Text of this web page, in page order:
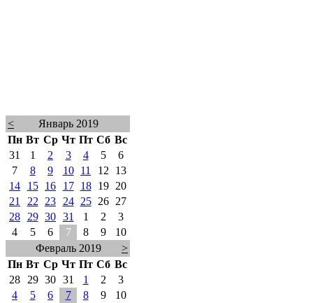
<
Январь 2019
Пн Вт Ср Чт Пт Сб Вс
31
1 2 3 4 5
6
7
8 9 10 11 12
13
14
15 16 17 18 19
20
21
22 23 24 25 26
27
28
29 30 31 1 2
3
4
5 6 7 8 9
10
Февраль 2019
>
Пн Вт Ср Чт Пт Сб Вс
28
29 30 31 1 2
3
4
5 6 7 8 9 10